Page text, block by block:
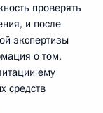
проверять
и после
экспертизы
о том,
ему
средств